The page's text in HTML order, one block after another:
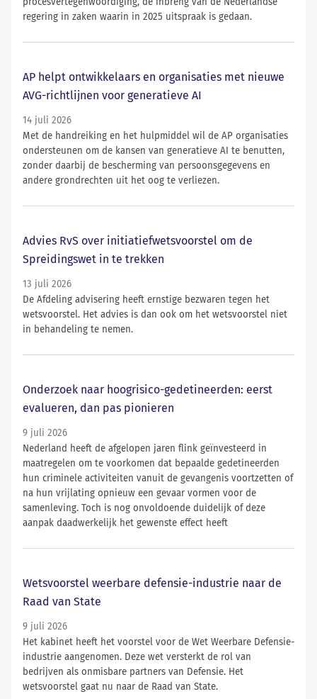
regering in zaken waarin in 2025 uitspraak is gedaan.
AP helpt ontwikkelaars en organisaties met nieuwe
AVG-richtlijnen voor generatieve AI
14 juli 2026
Met de handreiking en het hulpmiddel wil de AP organisaties
ondersteunen om de kansen van generatieve AI te benutten,
zonder daarbij de bescherming van persoonsgegevens en
andere grondrechten uit het oog te verliezen.
Advies RvS over initiatiefwetsvoorstel om de
Spreidingswet in te trekken
13 juli 2026
De Afdeling advisering heeft ernstige bezwaren tegen het
wetsvoorstel. Het advies is dan ook om het wetsvoorstel niet
in behandeling te nemen.
Onderzoek naar hoogrisico-gedetineerden: eerst
evalueren, dan pas pionieren
9 juli 2026
Nederland heeft de afgelopen jaren flink geïnvesteerd in
maatregelen om te voorkomen dat bepaalde gedetineerden
hun criminele activiteiten vanuit de gevangenis voortzetten of
na hun vrijlating opnieuw een gevaar vormen voor de
samenleving. Toch is nog onvoldoende duidelijk of deze
aanpak daadwerkelijk het gewenste effect heeft
Wetsvoorstel weerbare defensie-industrie naar de
Raad van State
9 juli 2026
Het kabinet heeft het voorstel voor de Wet Weerbare Defensie-
industrie aangenomen. Deze wet versterkt de rol van
bedrijven als onmisbare partners van Defensie. Het
wetsvoorstel gaat nu naar de Raad van State.